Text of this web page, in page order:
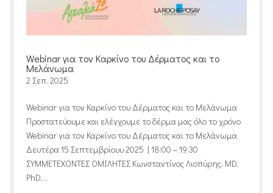
Webinar για τον Καρκίνο του Δέρματος και το
Μελάνωμα
2 Σεπ. 2025
Webinar για τον Καρκίνο του Δέρματος και το Μελάνωμα
Προστατεύουμε και ελέγχουμε το δέρμα μας όλο το χρόνο
Webinar για τον Καρκίνο του Δέρματος και το Μελάνωμα
Δευτέρα 15 Σεπτεμβρίουυ 2025 | 18:00 – 19:30
ΣΥΜΜΕΤΕΧΟΝΤΕΣ ΟΜΙΛΗΤΕΣ Κωνσταντίνος Λιοπύρης, MD,
PhD,...